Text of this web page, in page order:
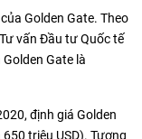
Golden Gate. Theo
vấn Đầu tư Quốc tế
Gate là
định giá Golden
triệu USD). Tương